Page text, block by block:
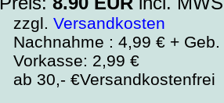
zzgl.Versandkosten
Nachnahme : 4,99 € + Geb.
Vorkasse: 2,99 €
ab 30,- €Versandkostenfrei